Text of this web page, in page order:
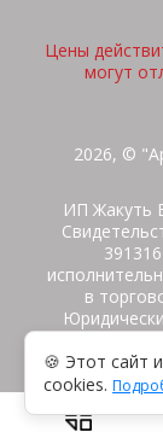
Цены
могут
2026, ©
ИП Жакуть
в
Витебская
🍪 Этот сайт
cookies.